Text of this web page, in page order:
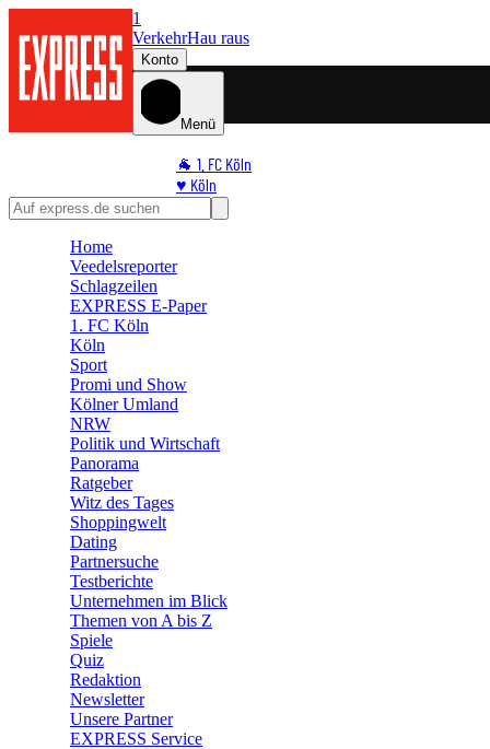
1
VerkehrHau raus
Konto
Menü
🐐 1. FC Köln
♥️ Köln
⭐ Promi
🛒 Shoppingwelt
Home
Veedelsreporter
Schlagzeilen
EXPRESS E-Paper
1. FC Köln
Köln
Sport
Promi und Show
Kölner Umland
NRW
Politik und Wirtschaft
Panorama
Ratgeber
Witz des Tages
Shoppingwelt
Dating
Partnersuche
Testberichte
Unternehmen im Blick
Themen von A bis Z
Spiele
Quiz
Redaktion
Newsletter
Unsere Partner
EXPRESS Service